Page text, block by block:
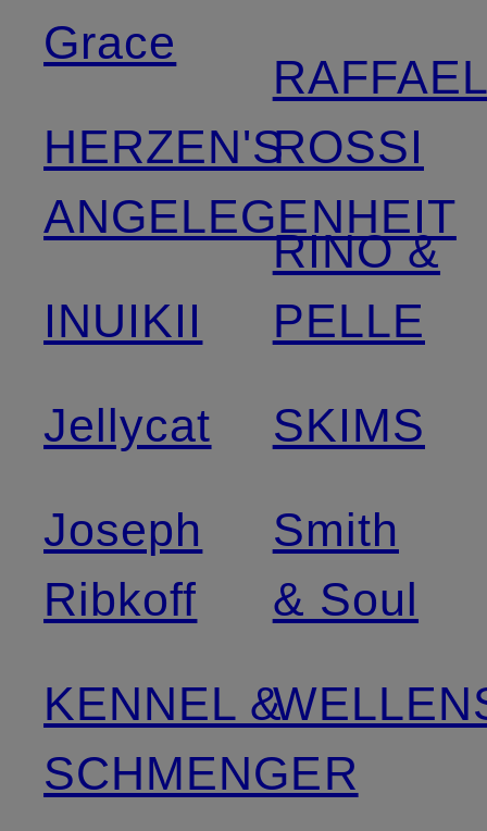
Grace
HERZEN'S
ANGELEGENHEIT
INUIKII
Jellycat
Joseph
Ribkoff
KENNEL &
SCHMENGER
ROSSI
RINO &
PELLE
SKIMS
Smith
& Soul